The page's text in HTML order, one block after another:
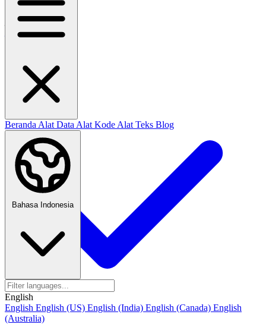
العربية
العربية
हिन्दी
Bahasa
Beranda Alat Data Alat Kode Alat Teks Blog
Bahasa Indonesia
English
English English (US) English (India) English (Canada) English
(Australia)